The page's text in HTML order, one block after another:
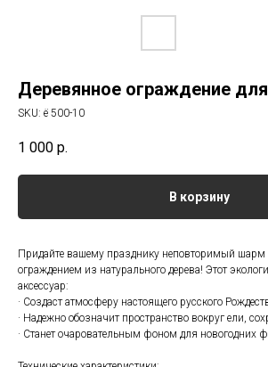
Деревянное ограждение
SKU: ё 500-10
1 000 р.
В корзину
Придайте вашему празднику неповторимый
ограждением из натурального дерева! Этот
аксессуар:
· Создаст атмосферу настоящего русского
· Надежно обозначит пространство вокруг ели,
· Станет очаровательным фоном для новогодних